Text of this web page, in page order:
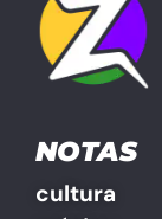
NOTAS
cultura